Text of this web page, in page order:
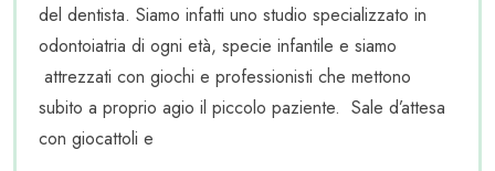
del dentista. Siamo infatti uno studio specializzato in
odontoiatria di ogni età, specie infantile e siamo
attrezzati con giochi e professionisti che mettono
subito a proprio agio il piccolo paziente. Sale d’attesa
con giocattoli e